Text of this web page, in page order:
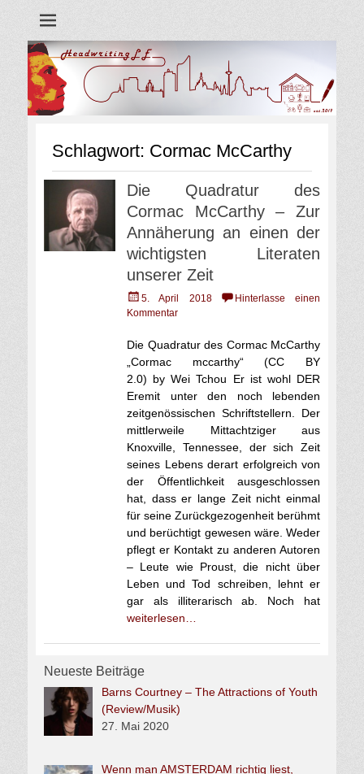
Schlagwort: Cormac McCarthy
Die Quadratur des
Cormac McCarthy – Zur
Annäherung an einen der
wichtigsten Literaten
unserer Zeit
Veröffentlicht
am
5. April 2018
Hinterlasse einen
Kommentar
Die Quadratur des Cormac McCarthy
„Cormac mccarthy“ (CC BY
2.0) by Wei Tchou Er ist wohl DER
Eremit unter den noch lebenden
zeitgenössischen Schriftstellern. Der
mittlerweile Mittachtziger aus
Knoxville, Tennessee, der sich Zeit
seines Lebens derart erfolgreich von
der Öffentlichkeit ausgeschlossen
hat, dass er lange Zeit nicht einmal
für seine Zurückgezogenheit berühmt
und berüchtigt gewesen wäre. Weder
pflegt er Kontakt zu anderen Autoren
– Leute wie Proust, die nicht über
Leben und Tod schreiben, lehnt er
gar als illiterarisch ab. Noch hat
weiterlesen…
Neueste Beiträge
Barns Courtney – The Attractions of Youth
(Review/Musik)
27. Mai 2020
Wenn man AMSTERDAM richtig liest,